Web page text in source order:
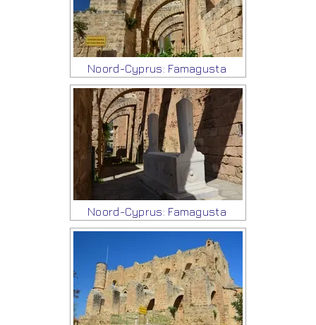
Noord-Cyprus: Famagusta
Noord-Cyprus: Famagusta